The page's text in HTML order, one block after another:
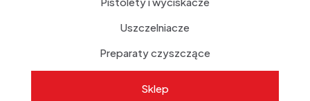
Uszczelniacze
Preparaty czyszczące
Sklep